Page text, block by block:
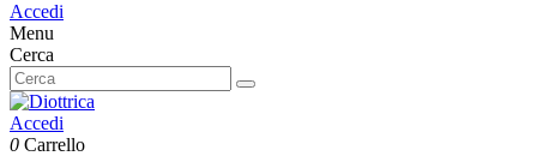
Accedi
Menu
Cerca
Accedi
0 Carrello